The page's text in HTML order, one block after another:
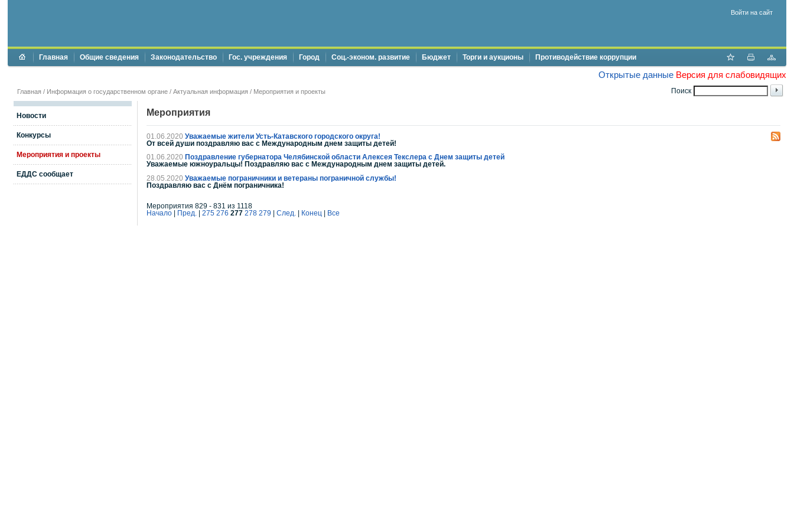
Войти на сайт
Главная Общие сведения Законодательство Гос. учреждения Город Соц.-эконом. развитие Бюджет Торги и аукционы Противодействие коррупции
Открытые данные Версия для слабовидящих
Поиск
Главная / Информация о государственном органе / Актуальная информация / Мероприятия и проекты
Новости
Конкурсы
Мероприятия и проекты
ЕДДС сообщает
Мероприятия
01.06.2020 Уважаемые жители Усть-Катавского городского округа!
От всей души поздравляю вас с Международным днем защиты детей!
01.06.2020 Поздравление губернатора Челябинской области Алексея Текслера с Днем защиты детей
Уважаемые южноуральцы! Поздравляю вас с Международным днем защиты детей.
28.05.2020 Уважаемые пограничники и ветераны пограничной службы!
Поздравляю вас с Днём пограничника!
Мероприятия 829 - 831 из 1118
Начало
Пред. 275 276 277 278 279 След. Конец Все